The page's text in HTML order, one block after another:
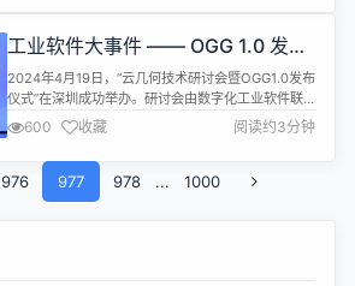
2022 年增长了 2%。 其中令人担忧的是，仅恶意机
30.2%），且其流量连续第五年增加。报告所研究的
国家中...
工业软件大事件 —— OGG 1.0 发
布，华为贡献全部源代码
2024年4月19日，“云几何技术研讨会暨OGG1.0发布
仪式”在深圳成功举办。研讨会由数字化工业软件联
盟 （以下简称DISA）、广东省数字化学会主办，
Open Geometry开源社区等单位共同协办。来自共
建单位、行业伙伴、OGG开源项目等近百位领导、专
家、开发者，共同见证OGG 1.0版本发布及核心贡献
者协议的签署。 业内人士称，OGG 1.0开源几何...
600 收藏 阅读约3分钟
976 977 978 ... 1000